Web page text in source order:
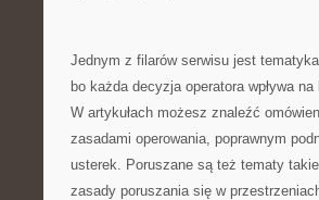
Jednym z filarów serwisu jest
bo każda decyzja operatora wpływa
W artykułach możesz znaleźć
zasadami operowania, poprawnym
usterek. Poruszane są też tematy
zasady poruszania się w